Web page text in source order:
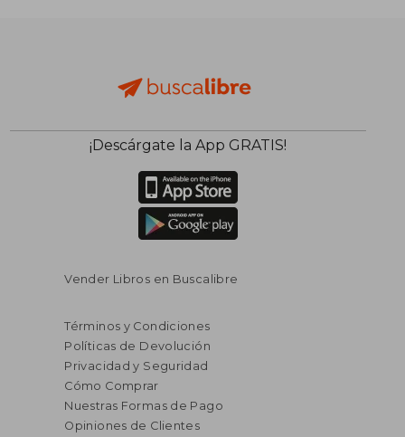
$ 24.98
¡Descárgate la App GRATIS!
Vender Libros en Buscalibre
Términos y Condiciones
Políticas de Devolución
Privacidad y Seguridad
Cómo Comprar
Nuestras Formas de Pago
Opiniones de Clientes